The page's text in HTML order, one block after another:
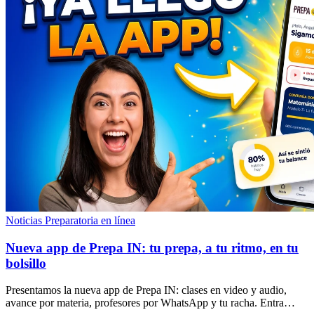
Noticias Preparatoria en línea
Nueva app de Prepa IN: tu prepa, a tu ritmo, en tu
bolsillo
Presentamos la nueva app de Prepa IN: clases en video y audio,
avance por materia, profesores por WhatsApp y tu racha. Entra